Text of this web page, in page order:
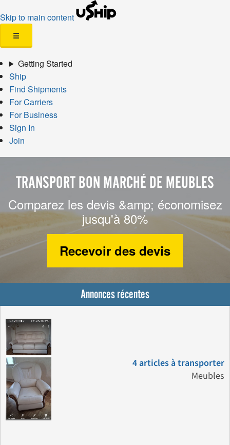
Skip to main content
☰
Getting Started
Ship
Find Shipments
For Carriers
For Business
Sign In
Join
TRANSPORT BON MARCHÉ DE MEUBLES
Comparez les devis &amp; économisez
jusqu'à 80%
Recevoir des devis
Annonces récentes
4 articles à transporter
Meubles